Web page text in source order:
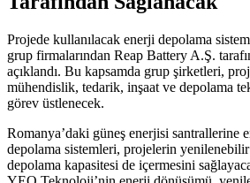
Projede kullanılacak enerji depolama
grup firmalarından Reap Battery A.Ş.
açıklandı. Bu kapsamda grup şirketleri,
mühendislik, tedarik, inşaat ve depolama
görev üstlenecek.
Romanya’daki güneş enerjisi santrallerine
depolama sistemleri, projelerin
depolama kapasitesi de içermesini